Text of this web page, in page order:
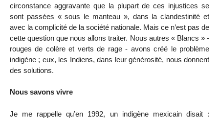
circonstance aggravante que la plupart de ces injustices se
sont passées « sous le manteau », dans la clandestinité et
avec la complicité de la société nationale. Mais ce n’est pas de
cette question que nous allons traiter. Nous autres « Blancs » -
rouges de colère et verts de rage - avons créé le problème
indigène ; eux, les Indiens, dans leur générosité, nous donnent
des solutions.
Nous savons vivre
Je me rappelle qu’en 1992, un indigène mexicain disait :